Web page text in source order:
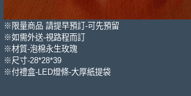
※限量商品 請提早預訂-可先預留
※如需外送-視路程而訂
※材質-泡棉永生玫瑰
※尺寸-28*28*39
※付禮盒-LED燈條-大厚紙提袋